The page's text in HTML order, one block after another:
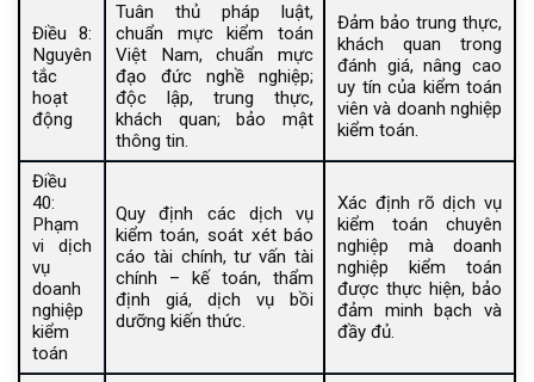
Điều 8:
Nguyên
tắc
hoạt
động
Tuân thủ pháp luật,
chuẩn mực kiểm toán
Việt Nam, chuẩn mực
đạo đức nghề nghiệp;
độc lập, trung thực,
khách quan; bảo mật
thông tin.
Đảm bảo trung thực,
khách quan trong
đánh giá, nâng cao
uy tín của kiểm toán
viên và doanh nghiệp
kiểm toán.
Điều
40:
Phạm
vi dịch
vụ
doanh
nghiệp
kiểm
toán
Quy định các dịch vụ
kiểm toán, soát xét báo
cáo tài chính, tư vấn tài
chính – kế toán, thẩm
định giá, dịch vụ bồi
dưỡng kiến thức.
Xác định rõ dịch vụ
kiểm toán chuyên
nghiệp mà doanh
nghiệp kiểm toán
được thực hiện, bảo
đảm minh bạch và
đầy đủ.